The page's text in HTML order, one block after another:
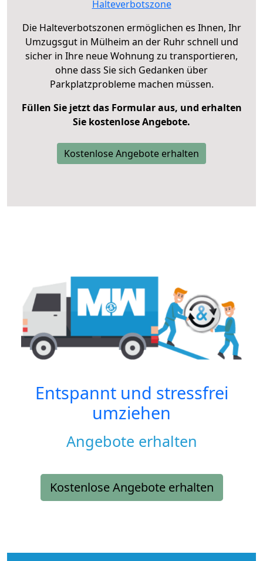
Halteverbotszone
Die Halteverbotszonen ermöglichen es Ihnen, Ihr
Umzugsgut in Mülheim an der Ruhr schnell und
sicher in Ihre neue Wohnung zu transportieren,
ohne dass Sie sich Gedanken über
Parkplatzprobleme machen müssen.
Füllen Sie jetzt das Formular aus, und erhalten
Sie kostenlose Angebote.
Kostenlose Angebote erhalten
Entspannt und stressfrei
umziehen
Angebote erhalten
Kostenlose Angebote erhalten